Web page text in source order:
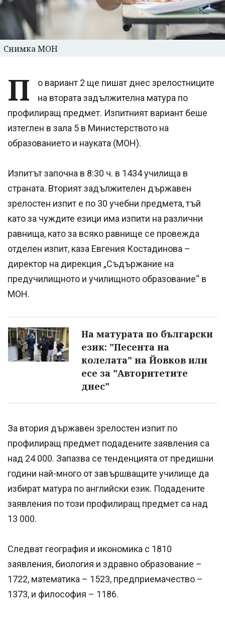
Снимка МОН
П
о вариант 2 ще пишат днес зрелостниците
на втората задължителна матура по
профилиращ предмет. Изпитният вариант беше
изтеглен в зала 5 в Министерството на
образованието и науката (МОН).
Изпитът започна в 8:30 ч. в 1434 училища в
страната. Вторият задължителен държавен
зрелостен изпит е по 30 учебни предмета, тъй
като за чуждите езици има изпити на различни
равнища, като за всяко равнище се провежда
отделен изпит, каза Евгения Костадинова –
директор на дирекция „Съдържание на
предучилищното и училищното образование“ в
МОН.
На матурата по български
език: "Песента на
колелата" на Йовков или
есе за "Авторитетите
днес"
За втория държавен зрелостен изпит по
профилиращ предмет подадените заявления са
над 24 000. Запазва се тенденцията от предишни
години най-много от завършващите училище да
избират матура по английски език. Подадените
заявления по този профилиращ предмет са над
13 000.
Следват география и икономика с 1810
заявления, биология и здравно образование –
1722, математика – 1523, предприемачество –
1373, и философия – 1186.